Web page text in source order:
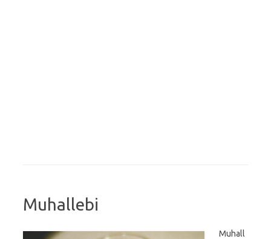
Muhallebi
Muhall